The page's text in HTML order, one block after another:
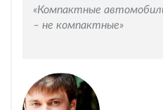
«Компактные
– не компактные»